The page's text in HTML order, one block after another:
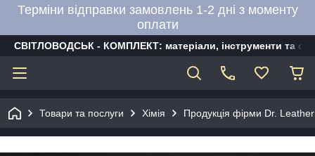
Терміни відправки замовлень 1-2 дні з моменту
оплати
СВІТЛОВОДСЬК - КОМПЛЕКТ: матеріали, інструменти та
Товари та послуги Хімія Продукція фірми Dr. Leather